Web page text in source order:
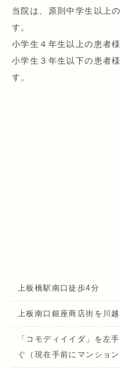
当院は、原則中学生以上
す。
小学生４年生以上の患者
小学生３年生以下の患者
す。
上板橋駅南口徒歩4分
上板南口銀座商店街を川
「コモディイイダ」を左
ぐ（現在手前にマンション